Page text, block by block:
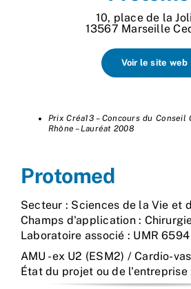
10, place de la
13567 Marseille
Voir le site web
Prix Créa13 – Concours du
Rhône – Lauréat 2008
Protomed
Secteur : Sciences de la Vie et
Champs d'application :
Laboratoire associé : UMR
AMU - ex U2 (ESM2) / Cardio-
État du projet ou de l'entreprise